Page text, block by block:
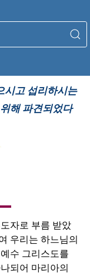
시고 섭리하시는
해 파견되었다
자로 부름 받았
우리는 하느님의
수 그리스도를
되어 마리아의